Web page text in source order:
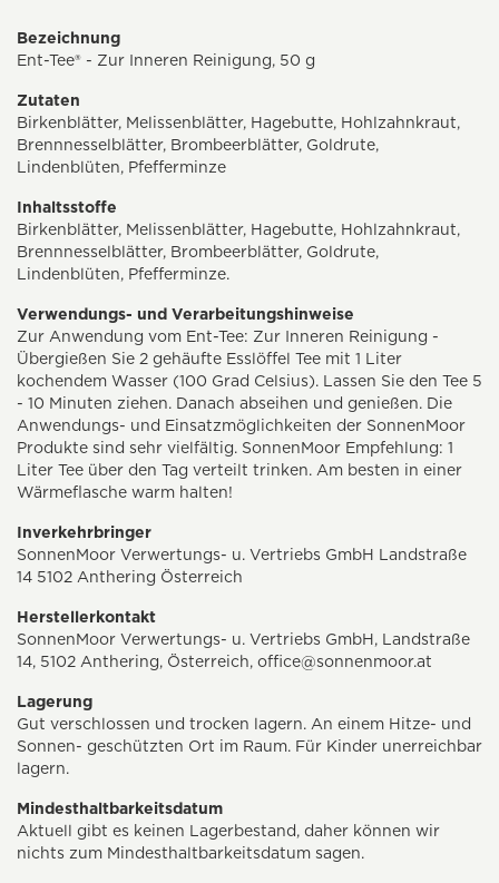
Bezeichnung
Ent-Tee® - Zur Inneren Reinigung, 50 g
Zutaten
Birkenblätter, Melissenblätter, Hagebutte, Hohlzahnkraut,
Brennnesselblätter, Brombeerblätter, Goldrute,
Lindenblüten, Pfefferminze
Inhaltsstoffe
Birkenblätter, Melissenblätter, Hagebutte, Hohlzahnkraut,
Brennnesselblätter, Brombeerblätter, Goldrute,
Lindenblüten, Pfefferminze.
Verwendungs- und Verarbeitungshinweise
Zur Anwendung vom Ent-Tee: Zur Inneren Reinigung -
Übergießen Sie 2 gehäufte Esslöffel Tee mit 1 Liter
kochendem Wasser (100 Grad Celsius). Lassen Sie den Tee 5
- 10 Minuten ziehen. Danach abseihen und genießen. Die
Anwendungs- und Einsatzmöglichkeiten der SonnenMoor
Produkte sind sehr vielfältig. SonnenMoor Empfehlung: 1
Liter Tee über den Tag verteilt trinken. Am besten in einer
Wärmeflasche warm halten!
Inverkehrbringer
SonnenMoor Verwertungs- u. Vertriebs GmbH Landstraße
14 5102 Anthering Österreich
Herstellerkontakt
SonnenMoor Verwertungs- u. Vertriebs GmbH, Landstraße
14, 5102 Anthering, Österreich, office@sonnenmoor.at
Lagerung
Gut verschlossen und trocken lagern. An einem Hitze- und
Sonnen- geschützten Ort im Raum. Für Kinder unerreichbar
lagern.
Mindesthaltbarkeitsdatum
Aktuell gibt es keinen Lagerbestand, daher können wir
nichts zum Mindesthaltbarkeitsdatum sagen.